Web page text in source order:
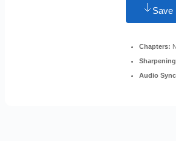
Save
Chapters:
Audio